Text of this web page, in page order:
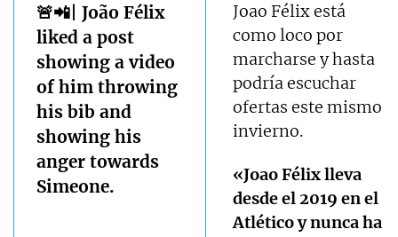
🚨📲| João Félix
liked a post
showing a video
of him throwing
his bib and
showing his
anger towards
Simeone.
Joao Félix está
como loco por
marcharse y hasta
podría escuchar
ofertas este mismo
invierno.
«Joao Félix lleva
desde el 2019 en el
Atlético y nunca ha